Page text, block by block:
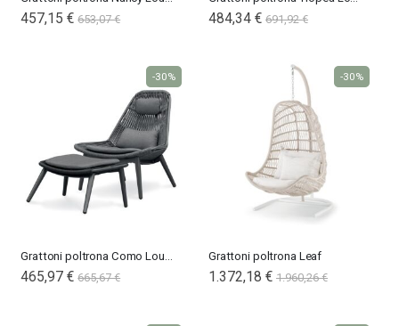
457,15 € 653,07 € 484,34 € 691,92 €
Grattoni poltrona Como Lounge
465,97 € 665,67 €
-30%
Grattoni poltrona Leaf
1.372,18 € 1.960,26 €
-30%